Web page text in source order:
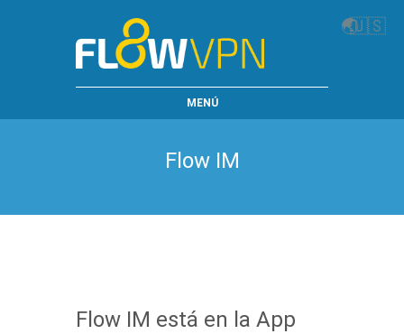
🌏🇺🇸
MENÚ
Flow IM
Flow IM está en la App